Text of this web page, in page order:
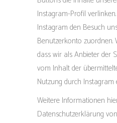
Instagram-Profil
Instagram den Besuch
Benutzerkonto
dass wir als Anbieter der
vom Inhalt der
Nutzung durch Instagram
Weitere Informationen
Datenschutzerklärung